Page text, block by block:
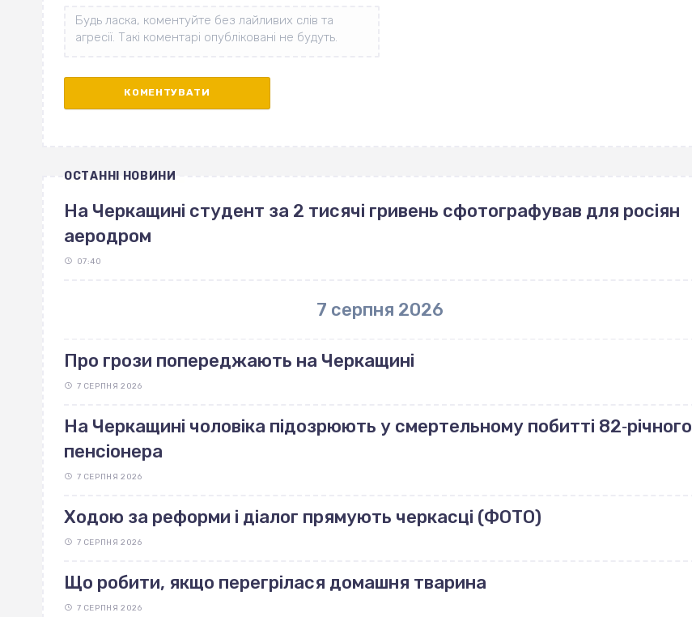
ОСТАННІ НОВИНИ
На Черкащині студент за 2 тисячі гривень сфотографував для росіян
аеродром
07:40
7 серпня 2026
Про грози попереджають на Черкащині
7 СЕРПНЯ 2026
На Черкащині чоловіка підозрюють у смертельному побитті 82‐річного
пенсіонера
7 СЕРПНЯ 2026
Ходою за реформи і діалог прямують черкасці (ФОТО)
7 СЕРПНЯ 2026
Що робити, якщо перегрілася домашня тварина
7 СЕРПНЯ 2026